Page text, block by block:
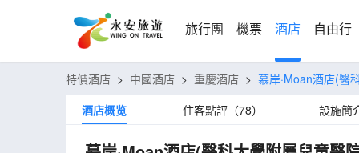
旅行團 機票 酒店 自由行
特價酒店 > 中國酒店 > 重慶酒店 > 慕岸·Moan酒店(醫
酒店概览
住客點評（78） 設施簡